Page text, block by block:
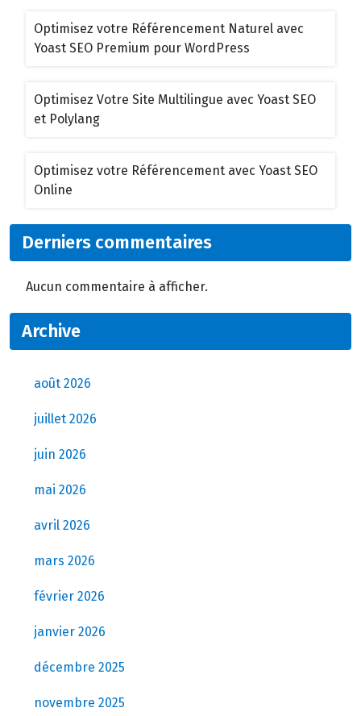
Optimisez votre Référencement Naturel avec
Yoast SEO Premium pour WordPress
Optimisez Votre Site Multilingue avec Yoast SEO
et Polylang
Optimisez votre Référencement avec Yoast SEO
Online
Derniers commentaires
Aucun commentaire à afficher.
Archive
août 2026
juillet 2026
juin 2026
mai 2026
avril 2026
mars 2026
février 2026
janvier 2026
décembre 2025
novembre 2025